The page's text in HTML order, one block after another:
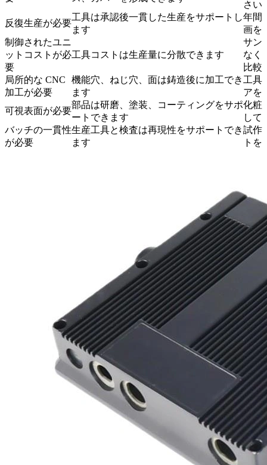
さい
反復生産が必要
工具は承認後一貫した生産をサポートし
ます
年間
画を
制御されたユニ
ットコストが必
要
工具コストは生産量に分散できます
サン
なく
比較
局所的な CNC
加工が必要
機能穴、ねじ穴、面は鋳造後に加工でき
ます
工具
アを
可視表面が必要
部品は研磨、塗装、コーティングをサポ
ートできます
化粧
して
バッチの一貫性
が必要
生産工具と検査は再現性をサポートでき
ます
試作
トを